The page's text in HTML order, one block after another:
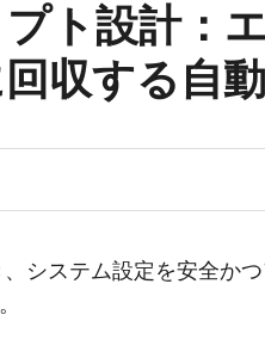
ト設計：
収する自
システム設定を安全か